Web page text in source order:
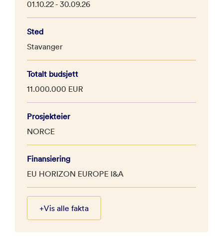
01.10.22 - 30.09.26
Sted
Stavanger
Totalt budsjett
11.000.000 EUR
Prosjekteier
NORCE
Finansiering
EU HORIZON EUROPE I&A
+Vis alle fakta